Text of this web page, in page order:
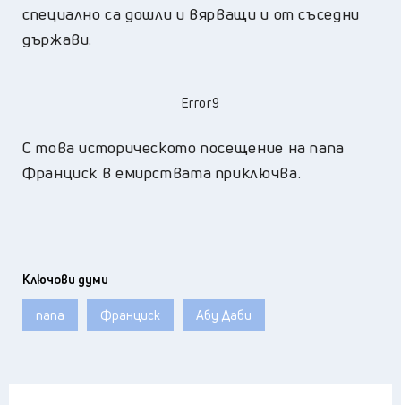
специално са дошли и вярващи и от съседни
държави.
Error9
С това историческото посещение на папа
Франциск в емирствата приключва.
Ключови думи
папа Франциск Абу Даби